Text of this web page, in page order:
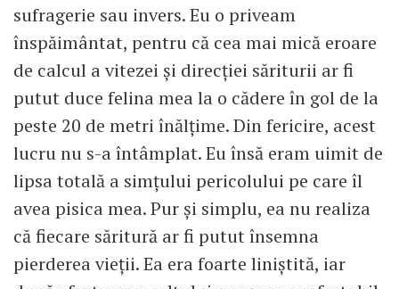
sufragerie sau invers. Eu o priveam
înspăimântat, pentru că cea mai mică eroare
de calcul a vitezei și direcției săriturii ar fi
putut duce felina mea la o cădere în gol de la
peste 20 de metri înălțime. Din fericire, acest
lucru nu s-a întâmplat. Eu însă eram uimit de
lipsa totală a simțului pericolului pe care îl
avea pisica mea. Pur și simplu, ea nu realiza
că fiecare săritură ar fi putut însemna
pierderea vieții. Ea era foarte liniștită, iar